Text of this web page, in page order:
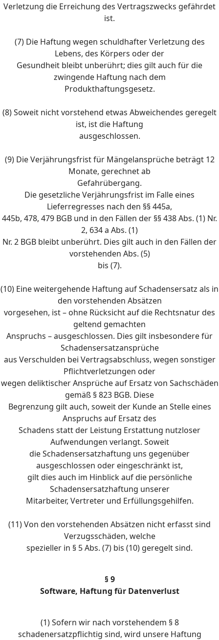
Verletzung die Erreichung des Vertragszwecks gefährdet
ist.
(7) Die Haftung wegen schuldhafter Verletzung des
Lebens, des Körpers oder der
Gesundheit bleibt unberührt; dies gilt auch für die
zwingende Haftung nach dem
Produkthaftungsgesetz.
(8) Soweit nicht vorstehend etwas Abweichendes geregelt
ist, ist die Haftung
ausgeschlossen.
(9) Die Verjährungsfrist für Mängelansprüche beträgt 12
Monate, gerechnet ab
Gefahrübergang.
Die gesetzliche Verjährungsfrist im Falle eines
Lieferregresses nach den §§ 445a,
445b, 478, 479 BGB und in den Fällen der §§ 438 Abs. (1) Nr.
2, 634 a Abs. (1)
Nr. 2 BGB bleibt unberührt. Dies gilt auch in den Fällen der
vorstehenden Abs. (5)
bis (7).
(10) Eine weitergehende Haftung auf Schadensersatz als in
den vorstehenden Absätzen
vorgesehen, ist – ohne Rücksicht auf die Rechtsnatur des
geltend gemachten
Anspruchs – ausgeschlossen. Dies gilt insbesondere für
Schadensersatzansprüche
aus Verschulden bei Vertragsabschluss, wegen sonstiger
Pflichtverletzungen oder
wegen deliktischer Ansprüche auf Ersatz von Sachschäden
gemäß § 823 BGB. Diese
Begrenzung gilt auch, soweit der Kunde an Stelle eines
Anspruchs auf Ersatz des
Schadens statt der Leistung Erstattung nutzloser
Aufwendungen verlangt. Soweit
die Schadensersatzhaftung uns gegenüber
ausgeschlossen oder eingeschränkt ist,
gilt dies auch im Hinblick auf die persönliche
Schadensersatzhaftung unserer
Mitarbeiter, Vertreter und Erfüllungsgehilfen.
(11) Von den vorstehenden Absätzen nicht erfasst sind
Verzugsschäden, welche
spezieller in § 5 Abs. (7) bis (10) geregelt sind.
§ 9
Software, Haftung für Datenverlust
(1) Sofern wir nach vorstehendem § 8
schadenersatzpflichtig sind, wird unsere Haftung